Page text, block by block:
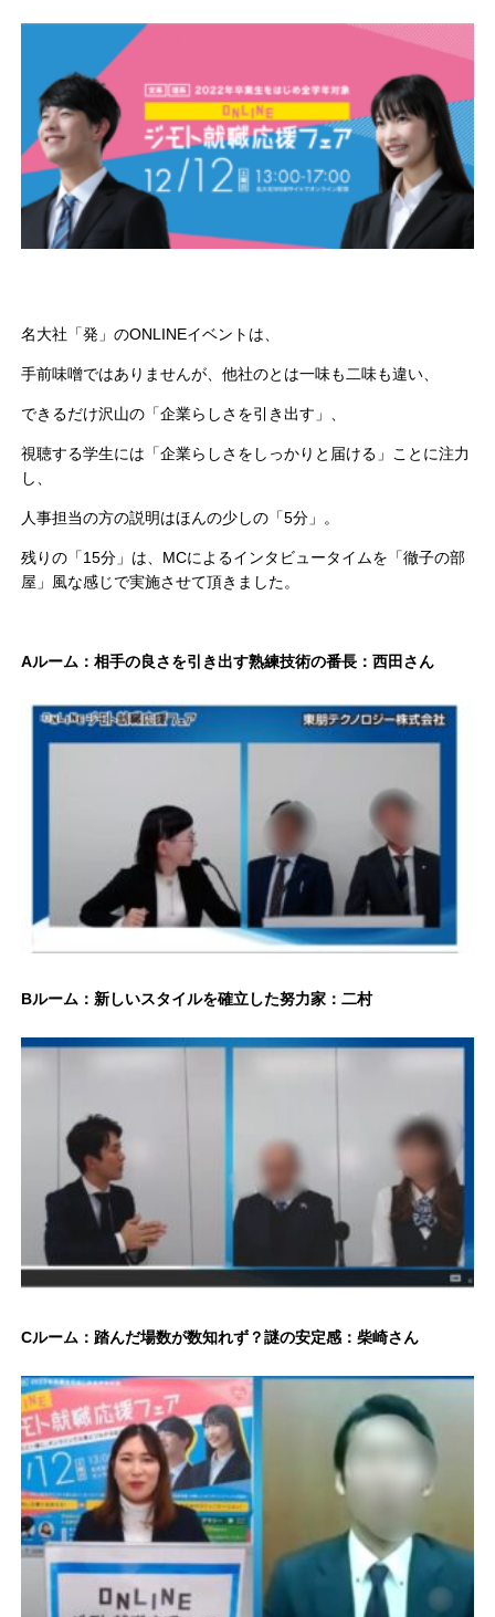
名大社「発」のONLINEイベントは、
手前味噌ではありませんが、他社のとは一味も二味も違い、
できるだけ沢山の「企業らしさを引き出す」、
視聴する学生には「企業らしさをしっかりと届ける」ことに注力
し、
人事担当の方の説明はほんの少しの「5分」。
残りの「15分」は、MCによるインタビュータイムを「徹子の部
屋」風な感じで実施させて頂きました。
Aルーム：相手の良さを引き出す熟練技術の番長：西田さん
Bルーム：新しいスタイルを確立した努力家：二村
Cルーム：踏んだ場数が数知れず？謎の安定感：柴崎さん